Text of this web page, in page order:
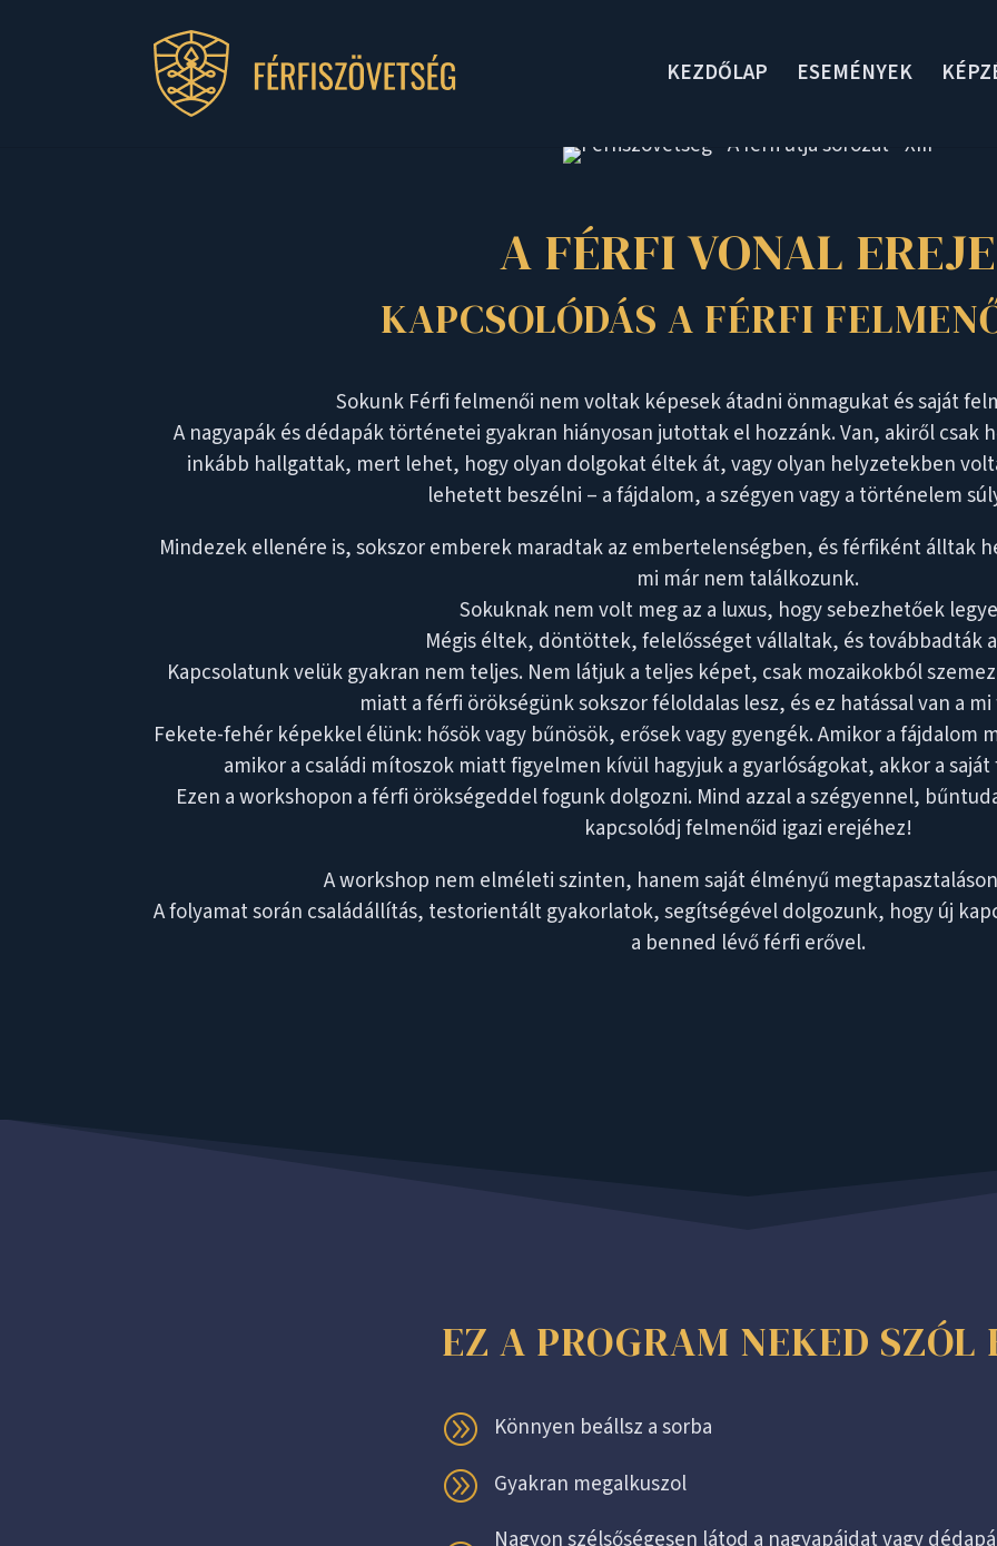
KEZDŐLAP ESEMÉNYEK
A FÉRFI VONAL EREJE
KAPCSOLÓDÁS A FÉRFI
Sokunk Férfi felmenői nem voltak képesek átadni önmagukat és saját
A nagyapák és dédapák történetei gyakran hiányosan jutottak el hozzánk. Van, akiről
inkább hallgattak, mert lehet, hogy olyan dolgokat éltek át, vagy olyan helyzetekben
lehetett beszélni – a fájdalom, a szégyen vagy a történelem
Mindezek ellenére is, sokszor emberek maradtak az embertelenségben, és férfiként álltak
mi már nem találkozunk.
Sokuknak nem volt meg az a luxus, hogy sebezhetőek
Mégis éltek, döntöttek, felelősséget vállaltak, és továbbadták
Kapcsolatunk velük gyakran nem teljes. Nem látjuk a teljes képet, csak mozaikokból
miatt a férfi örökségünk sokszor féloldalas lesz, és ez hatással van a
Fekete-fehér képekkel élünk: hősök vagy bűnösök, erősek vagy gyengék. Amikor a fájdalom
amikor a családi mítoszok miatt figyelmen kívül hagyjuk a gyarlóságokat, akkor a
Ezen a workshopon a férfi örökségeddel fogunk dolgozni. Mind azzal a szégyennel,
kapcsolódj felmenőid igazi erejéhez!
A workshop nem elméleti szinten, hanem saját élményű
A folyamat során családállítás, testorientált gyakorlatok, segítségével dolgozunk, hogy új
a benned lévő férfi erővel.
EZ A PROGRAM NEKED SZÓL
A Könnyen beállsz a sorba
A Gyakran megalkuszol
Nagyon szélsőségesen látod a nagyapáidat vagy